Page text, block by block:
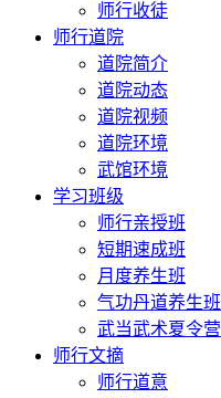
师行收徒
师行道院
道院简介
道院动态
道院视频
道院环境
武馆环境
学习班级
师行亲授班
短期速成班
月度养生班
气功丹道养生班
武当武术夏令营
师行文摘
师行道意